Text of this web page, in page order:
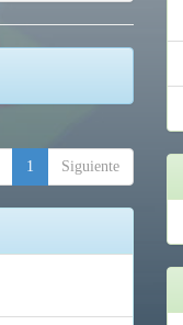
1 Siguiente